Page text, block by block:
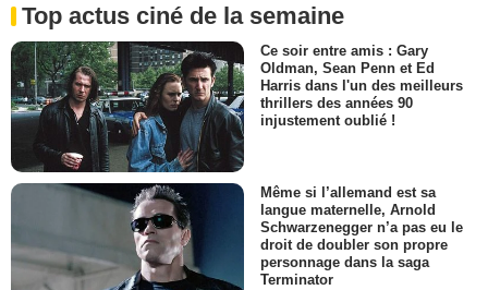
Top actus ciné de la semaine
Ce soir entre amis : Gary
Oldman, Sean Penn et Ed
Harris dans l'un des meilleurs
thrillers des années 90
injustement oublié !
Même si l’allemand est sa
langue maternelle, Arnold
Schwarzenegger n’a pas eu le
droit de doubler son propre
personnage dans la saga
Terminator